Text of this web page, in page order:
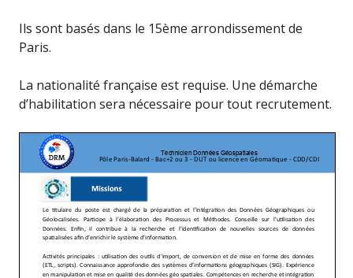
Ils sont basés dans le 15ème arrondissement de
Paris.
La nationalité française est requise. Une démarche
d’habilitation sera nécessaire pour tout recrutement.